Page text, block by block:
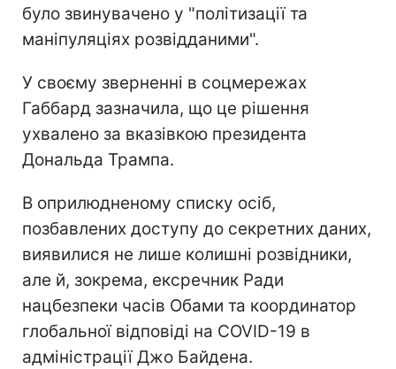
було звинувачено у "політизації та
маніпуляціях розвідданими".
У своєму зверненні в соцмережах
Габбард зазначила, що це рішення
ухвалено за вказівкою президента
Дональда Трампа.
В оприлюдненому списку осіб,
позбавлених доступу до секретних даних,
виявилися не лише колишні розвідники,
але й, зокрема, ексречник Ради
нацбезпеки часів Обами та координатор
глобальної відповіді на COVID-19 в
адміністрації Джо Байдена.